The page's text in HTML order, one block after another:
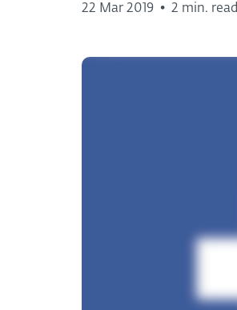
22 Mar 2019 • 2 min. read